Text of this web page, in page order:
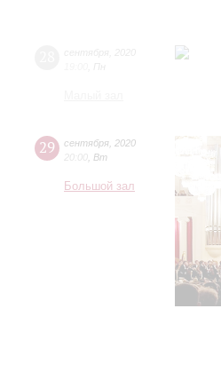
29 сентября 2020
20:00 Вт
Большой зал